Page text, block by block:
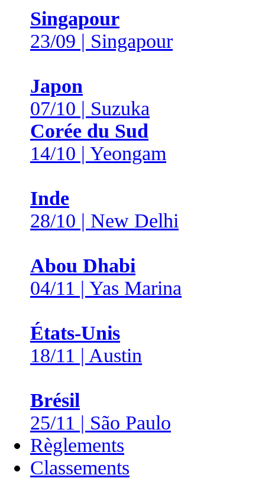
Singapour
23/09 | Singapour
Japon
07/10 | Suzuka
Corée du Sud
14/10 | Yeongam
Inde
28/10 | New Delhi
Abou Dhabi
04/11 | Yas Marina
États-Unis
18/11 | Austin
Brésil
25/11 | São Paulo
Règlements
Classements